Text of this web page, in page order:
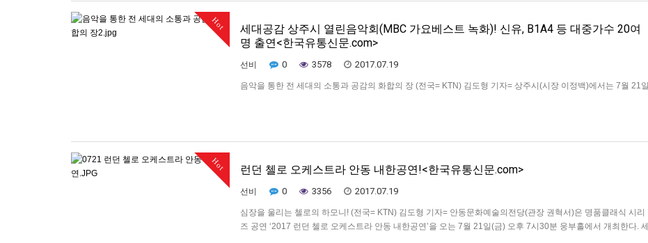
Hot
세대공감 상주시 열린음악회(MBC 가요베스트 녹화)! 신유, B1A4 등 대중가수 20여
명 출연<한국유통신문.com>
선비 0 3578 2017.07.19
음악을 통한 전 세대의 소통과 공감의 화합의 장 (전국= KTN) 김도형 기자= 상주시(시장 이정백)에서는 7월 21일
Hot 런던 첼로 오케스트라 안동 내한공연!<한국유통신문.com>
선비 0 3356 2017.07.19
심장을 울리는 첼로의 하모니! (전국= KTN) 김도형 기자= 안동문화예술의전당(관장 권혁서)은 명품클래식 시리
즈 공연 ‘2017 런던 첼로 오케스트라 안동 내한공연’을 오는 7월 21일(금) 오후 7시30분 웅부홀에서 개최한다. 세